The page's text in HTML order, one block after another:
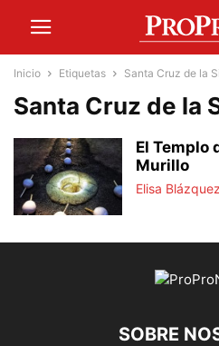
Inicio Etiquetas Santa Cruz de la
Santa Cruz de la
El Templo
Murillo
Elisa
SOBRE